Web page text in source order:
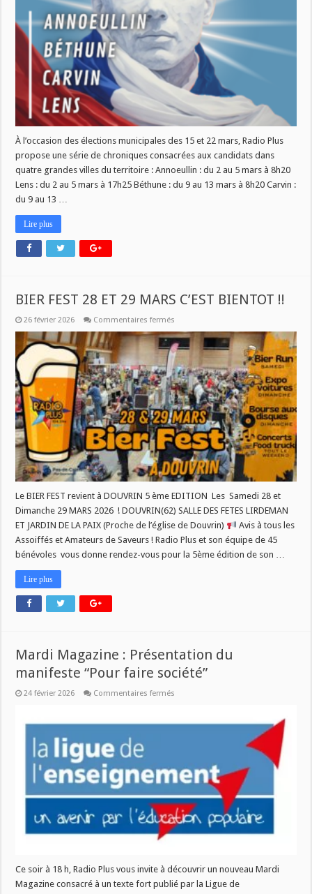
4
À l’occasion des élections municipales des 15 et 22 mars, Radio Plus
propose une série de chroniques consacrées aux candidats dans
quatre grandes villes du territoire : Annoeullin : du 2 au 5 mars à 8h20
Lens : du 2 au 5 mars à 17h25 Béthune : du 9 au 13 mars à 8h20 Carvin :
du 9 au 13 …
Lire plus
BIER FEST 28 ET 29 MARS C’EST BIENTOT !!
26 février 2026 Commentaires fermés
FEST
28
ET
29
MARS
C’EST
BIENTOT
!!
Le BIER FEST revient à DOUVRIN 5 ème EDITION Les Samedi 28 et
Dimanche 29 MARS 2026 ! DOUVRIN(62) SALLE DES FETES LIRDEMAN
ET JARDIN DE LA PAIX (Proche de l’église de Douvrin)
Avis à tous les
Assoiffés et Amateurs de Saveurs ! Radio Plus et son équipe de 45
bénévoles vous donne rendez-vous pour la 5ème édition de son …
Lire plus
Mardi Magazine : Présentation du
manifeste “Pour faire société”
24 février 2026 Commentaires fermés
société”
Ce soir à 18 h, Radio Plus vous invite à découvrir un nouveau Mardi
Magazine consacré à un texte fort publié par la Ligue de